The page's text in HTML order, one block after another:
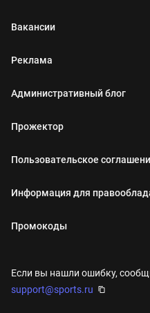
Вакансии
Реклама
Административный блог
Прожектор
Пользовательское
Информация для
Промокоды
Если вы нашли ошибку,
support@sports.ru